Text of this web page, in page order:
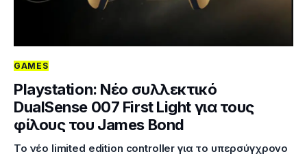
GAMES
Playstation: Νέο συλλεκτικό
DualSense 007 First Light για τους
φίλους του James Bond
Το νέο limited edition controller για το υπερσύγχρονο